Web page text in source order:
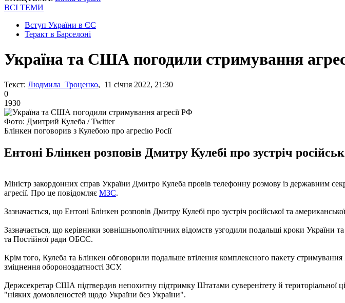
ВСІ ТЕМИ
Вступ України в ЄС
Теракт в Барселоні
Україна та США погодили стримування
Текст: Людмила Троценко, 11 січня 2022, 21:30
0
1930
Фото: Дмитрий Кулеба / Twitter
Блінкен поговорив з Кулебою про агресію Росії
Ентоні Блінкен розповів Дмитру Кулебі про зустріч
Міністр закордонних справ України Дмитро Кулеба провів телефонну розмову із державним
агресії. Про це повідомляє МЗС.
Зазначається, що Ентоні Блінкен розповів Дмитру Кулебі про зустріч російської та
Зазначається, що керівники зовнішньополітичних відомств узгодили подальші кроки
та Постійної ради ОБСЄ.
Крім того, Кулеба та Блінкен обговорили подальше втілення комплексного пакету стримування
зміцнення обороноздатності ЗСУ.
Держсекретар США підтвердив непохитну підтримку Штатами суверенітету й територіальної
"ніяких домовленостей щодо України без України".